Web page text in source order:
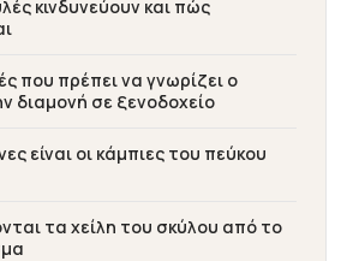
κινδυνεύουν και πώς
που πρέπει να γνωρίζει ο
διαμονή σε ξενοδοχείο
είναι οι κάμπιες του πεύκου
τα χείλη του σκύλου από το